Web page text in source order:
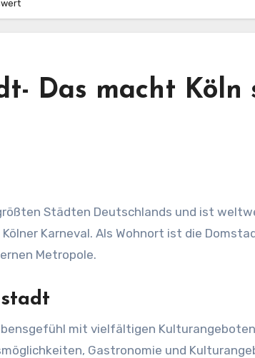
Das macht Köln
Karneval. Als Wohnort ist die
Metropole.
mit vielfältigen
Gastronomie und